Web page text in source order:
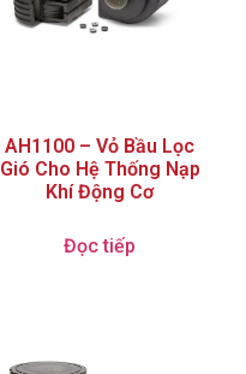
AH1100 – Vỏ Bầu Lọc
Gió Cho Hệ Thống Nạp
Khí Động Cơ
Đọc tiếp